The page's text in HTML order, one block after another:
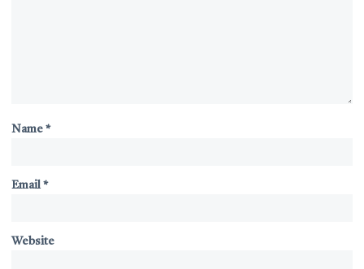
Name *
Email *
Website